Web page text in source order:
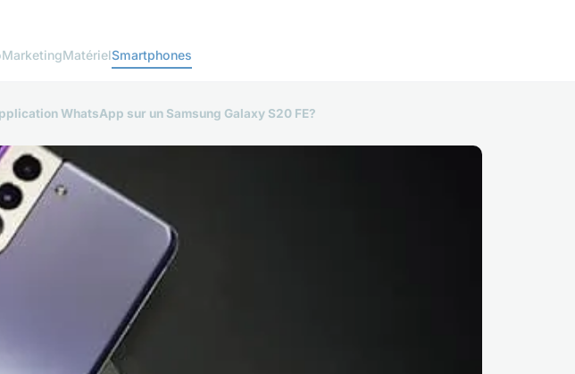
MarketingMatérielSmartphones
WhatsApp sur un Samsung Galaxy S20 FE?